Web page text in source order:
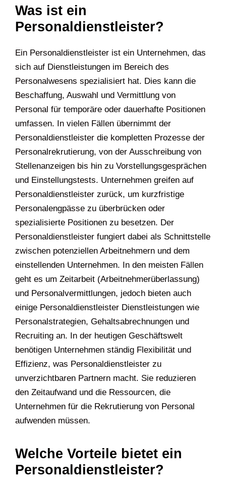
Was ist ein
Personaldienstleister?
Ein Personaldienstleister ist ein Unternehmen, das
sich auf Dienstleistungen im Bereich des
Personalwesens spezialisiert hat. Dies kann die
Beschaffung, Auswahl und Vermittlung von
Personal für temporäre oder dauerhafte Positionen
umfassen. In vielen Fällen übernimmt der
Personaldienstleister die kompletten Prozesse der
Personalrekrutierung, von der Ausschreibung von
Stellenanzeigen bis hin zu Vorstellungsgesprächen
und Einstellungstests. Unternehmen greifen auf
Personaldienstleister zurück, um kurzfristige
Personalengpässe zu überbrücken oder
spezialisierte Positionen zu besetzen. Der
Personaldienstleister fungiert dabei als Schnittstelle
zwischen potenziellen Arbeitnehmern und dem
einstellenden Unternehmen. In den meisten Fällen
geht es um Zeitarbeit (Arbeitnehmerüberlassung)
und Personalvermittlungen, jedoch bieten auch
einige Personaldienstleister Dienstleistungen wie
Personalstrategien, Gehaltsabrechnungen und
Recruiting an. In der heutigen Geschäftswelt
benötigen Unternehmen ständig Flexibilität und
Effizienz, was Personaldienstleister zu
unverzichtbaren Partnern macht. Sie reduzieren
den Zeitaufwand und die Ressourcen, die
Unternehmen für die Rekrutierung von Personal
aufwenden müssen.
Welche Vorteile bietet ein
Personaldienstleister?